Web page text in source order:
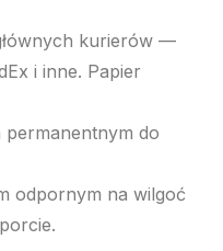
kurierów —
i inne. Papier
do
odpornym na wilgoć